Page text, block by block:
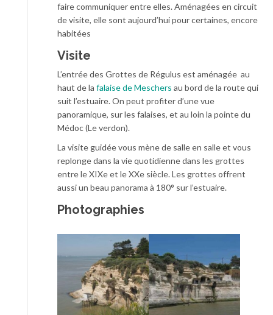
faire communiquer entre elles. Aménagées en circuit
de visite, elle sont aujourd’hui pour certaines, encore
habitées
Visite
L’entrée des Grottes de Régulus est aménagée au
haut de la falaise de Meschers au bord de la route qui
suit l’estuaire. On peut profiter d’une vue
panoramique, sur les falaises, et au loin la pointe du
Médoc (Le verdon).
La visite guidée vous mène de salle en salle et vous
replonge dans la vie quotidienne dans les grottes
entre le XIXe et le XXe siècle. Les grottes offrent
aussi un beau panorama à 180° sur l’estuaire.
Photographies